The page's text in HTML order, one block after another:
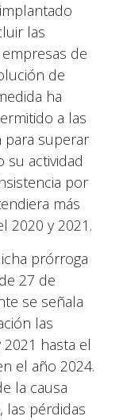
las
de
de
ha
a las
para superar
su actividad
por
más
2020 y 2021.
prórroga
27 de
se señala
las
hasta el
el año 2024.
la causa
las pérdidas